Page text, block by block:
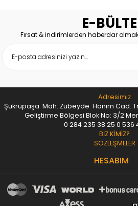
E-
Fırsat & indirimlerden haberdar
Adresimiz
Şükrüpaşa Mah. Zübeyde Hanım Cad.
Geliştirme Bölgesi Blok No: 3/2
0 284 235 38 25 0 536
BİZ KİMİZ?
SÖZLEŞMELER
HESABIM